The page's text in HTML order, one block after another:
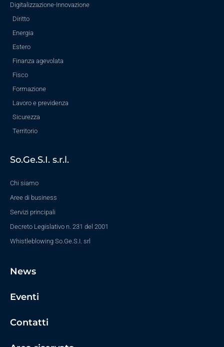
Digitalizzazione-Innovazione
Diritto
Energia
Estero
Finanza agevolata
Fisco
Formazione
Lavoro e previdenza
Sicurezza
Territorio
So.Ge.S.I. s.r.l.
Chi siamo
Aree di business
Servizi principali
Decreto Legislativo n. 231 del 2001
Whistleblowing So.Ge.S.I. srl
News
Eventi
Contatti